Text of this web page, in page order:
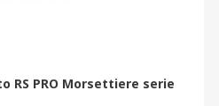
RS PRO Morsettiere serie